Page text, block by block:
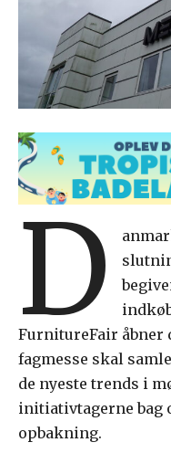
D
FurnitureFair åbner
fagmesse skal
de nyeste trends i
initiativtagerne bag
opbakning.